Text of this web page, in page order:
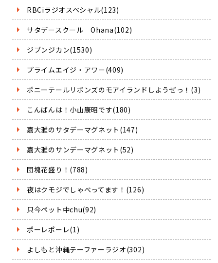
RBCiラジオスペシャル(123)
サタデースクール Ohana(102)
ジブンジカン(1530)
プライムエイジ・アワー(409)
ポニーテールリボンズのモアイランドしようぜっ！(3)
こんばんは！小山康昭です(180)
嘉大雅のサタデーマグネット(147)
嘉大雅のサンデーマグネット(52)
団塊花盛り！(788)
夜はクモジでしゃべってます！(126)
只今ペット中chu(92)
ポーレポーレ(1)
よしもと沖縄テーファーラジオ(302)